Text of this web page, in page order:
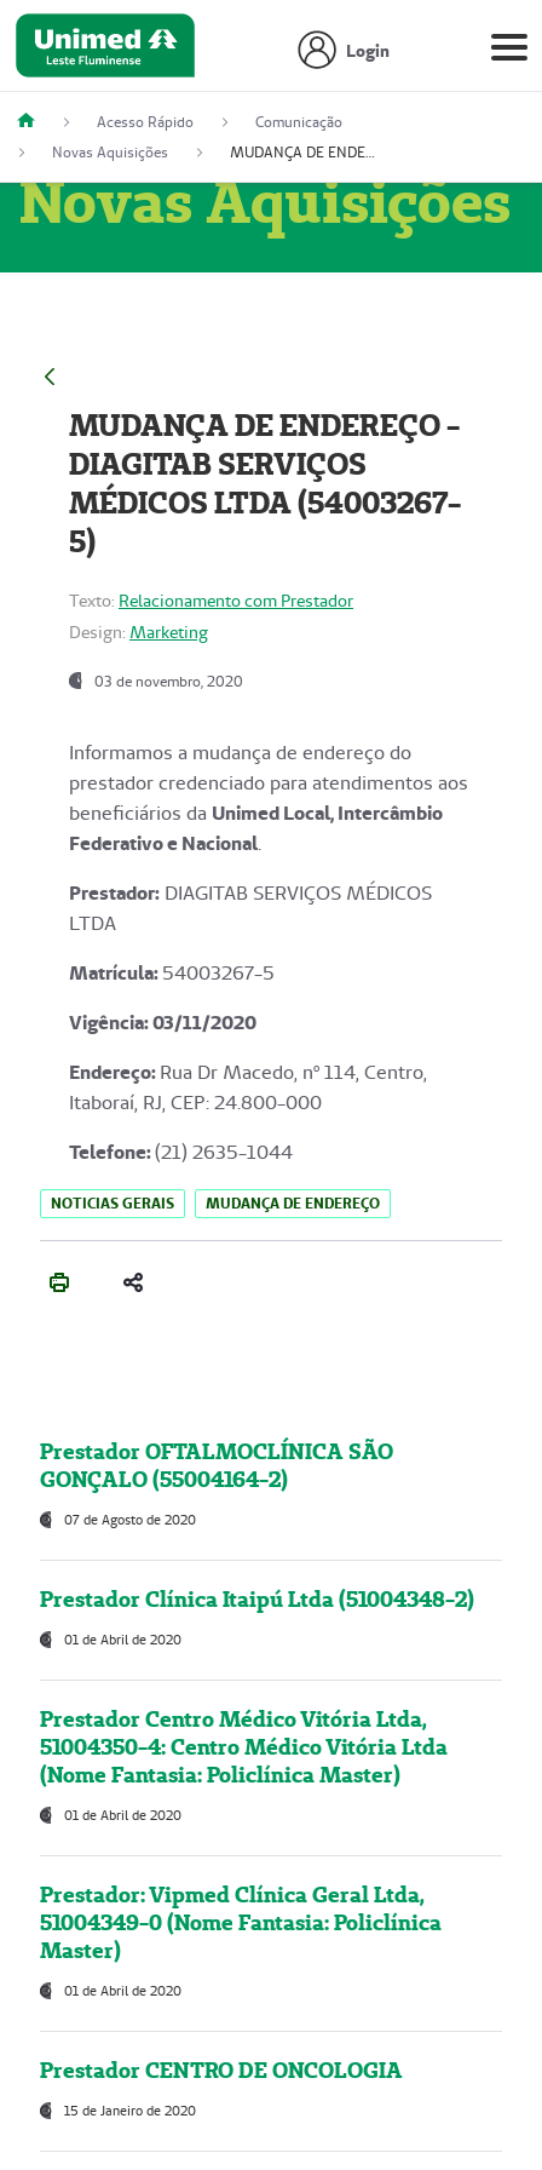
Login
Acesso Rápido
Comunicação
Novas Aquisições
MUDANÇA DE ENDEREÇO - DIAGITAB SERVIÇOS MÉDICOS LTDA (54003267-5)
Novas Aquisições
MUDANÇA DE ENDEREÇO -
DIAGITAB SERVIÇOS
MÉDICOS LTDA (54003267-
5)
Texto: Relacionamento com Prestador
Design: Marketing
03 de novembro, 2020
Informamos a mudança de endereço do
prestador credenciado para atendimentos aos
beneficiários da Unimed Local, Intercâmbio
Federativo e Nacional.
Prestador: DIAGITAB SERVIÇOS MÉDICOS
LTDA
Matrícula:54003267-5
Vigência: 03/11/2020
Endereço:Rua Dr Macedo, nº 114, Centro,
Itaboraí, RJ, CEP: 24.800-000
Telefone:(21) 2635-1044
NOTICIAS GERAIS MUDANÇA DE ENDEREÇO
Prestador OFTALMOCLÍNICA SÃO
GONÇALO (55004164-2)
07 de Agosto de 2020
Prestador Clínica Itaipú Ltda (51004348-2)
01 de Abril de 2020
Prestador Centro Médico Vitória Ltda,
51004350-4: Centro Médico Vitória Ltda
(Nome Fantasia: Policlínica Master)
01 de Abril de 2020
Prestador: Vipmed Clínica Geral Ltda,
51004349-0 (Nome Fantasia: Policlínica
Master)
01 de Abril de 2020
Prestador CENTRO DE ONCOLOGIA
15 de Janeiro de 2020